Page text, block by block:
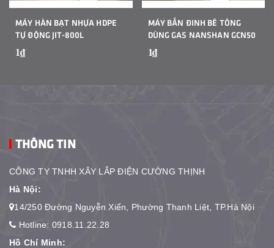
MÁY HÀN BẠT NHỰA HDPE
TỰ ĐỘNG JIT-800L
1₫
MÁY BẮN ĐINH BÊ TÔNG
DÙNG GAS NANSHAN GCN50
1₫
THÔNG TIN
CÔNG TY TNHH XÂY LẮP ĐIỆN CƯỜNG THỊNH
Hà Nội:
14/250 Đường Nguyễn Xiển, Phường Thanh Liệt, TP.Hà Nội
Hotline: 0918.11.22.28
Hồ Chí Minh: